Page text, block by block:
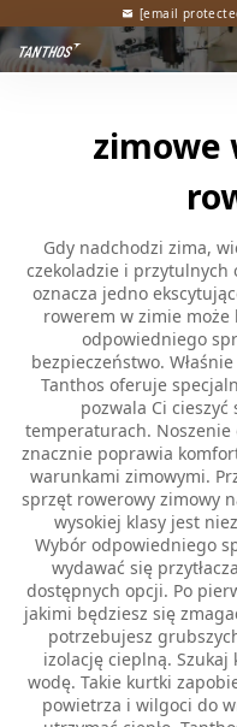
[email
zimowe
Gdy nadchodzi zima,
czekoladzie i przytulnych
oznacza jedno
rowerem w zimie
odpowiedniego
bezpieczeństwo.
Tanthos oferuje
pozwala Ci
temperaturach.
znacznie poprawia
warunkami zimowymi.
sprzęt rowerowy zimowy
wysokiej klasy jest
Wybór odpowiedniego
wydawać się
dostępnych opcji. Po
jakimi będziesz się
potrzebujesz
izolację cieplną.
wodę. Takie kurtki
powietrza i wilgoci do